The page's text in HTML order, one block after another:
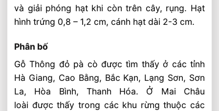
và giải phóng hạt khi còn trên cây, rụng. Hạt
hình trứng 0,8 – 1,2 cm, cánh hạt dài 2-3 cm.
Phân bố
Gỗ Thông đỏ pà cò được tìm thấy ở các tỉnh
Hà Giang, Cao Bằng, Bắc Kạn, Lạng Sơn, Sơn
La, Hòa Bình, Thanh Hóa. Ở Mai Châu
loài được thấy trong các khu rừng thuộc các